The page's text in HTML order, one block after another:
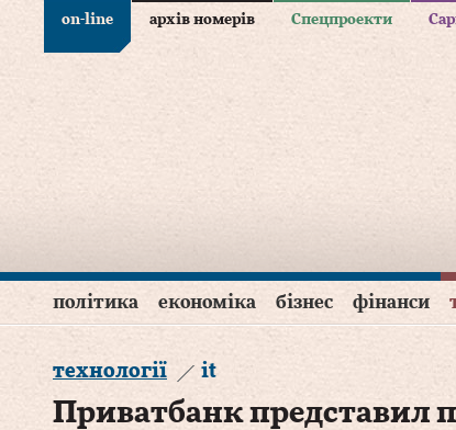
on-line архів номерів Спецпроекти
політика економіка бізнес фінанси
технології it
Приватбанк представил